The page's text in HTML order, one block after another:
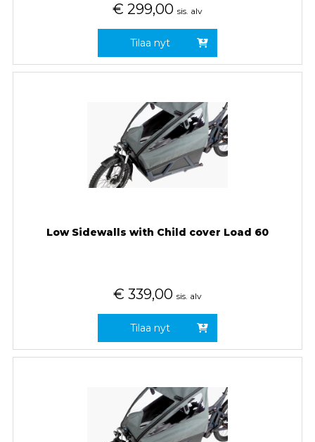
€ 299,00 sis. alv
Tilaa nyt
Low Sidewalls with Child cover Load 60
€ 339,00 sis. alv
Tilaa nyt